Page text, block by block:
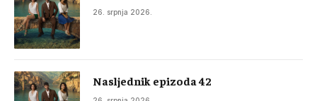
26. srpnja 2026.
Nasljednik epizoda 42